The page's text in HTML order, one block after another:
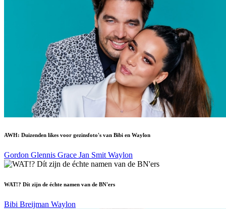
AWH: Duizenden likes voor gezinsfoto's van Bibi en Waylon
Gordon Glennis Grace Jan Smit Waylon
WAT!? Dít zijn de échte namen van de BN'ers
Bibi Breijman Waylon